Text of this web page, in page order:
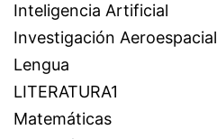
Inteligencia Artificial
Investigación Aeroespacial
Lengua
LITERATURA1
Matemáticas